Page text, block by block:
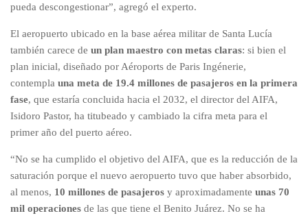
pueda descongestionar”, agregó el experto.
El aeropuerto ubicado en la base aérea militar de Santa Lucía
también carece de un plan maestro con metas claras: si bien el
plan inicial, diseñado por Aéroports de Paris Ingénerie,
contempla una meta de 19.4 millones de pasajeros en la primera
fase, que estaría concluida hacia el 2032, el director del AIFA,
Isidoro Pastor, ha titubeado y cambiado la cifra meta para el
primer año del puerto aéreo.
“No se ha cumplido el objetivo del AIFA, que es la reducción de la
saturación porque el nuevo aeropuerto tuvo que haber absorbido,
al menos, 10 millones de pasajeros y aproximadamente unas 70
mil operaciones de las que tiene el Benito Juárez. No se ha